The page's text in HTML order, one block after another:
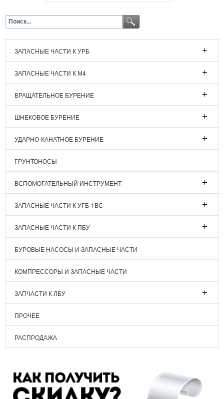
ЗАПАСНЫЕ ЧАСТИ К УРБ
ЗАПАСНЫЕ ЧАСТИ К М4
ВРАЩАТЕЛЬНОЕ БУРЕНИЕ
ШНЕКОВОЕ БУРЕНИЕ
УДАРНО-КАНАТНОЕ БУРЕНИЕ
ГРУНТОНОСЫ
ВСПОМОГАТЕЛЬНЫЙ ИНСТРУМЕНТ
ЗАПАСНЫЕ ЧАСТИ К УГБ-1ВС
ЗАПАСНЫЕ ЧАСТИ К ПБУ
БУРОВЫЕ НАСОСЫ И ЗАПАСНЫЕ ЧАСТИ
КОМПРЕССОРЫ И ЗАПАСНЫЕ ЧАСТИ
ЗАПЧАСТИ К ЛБУ
ПРОЧЕЕ
РАСПРОДАЖА